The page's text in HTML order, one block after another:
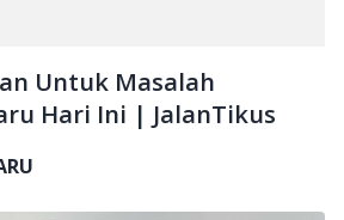
Untuk Masalah
Hari Ini | JalanTikus